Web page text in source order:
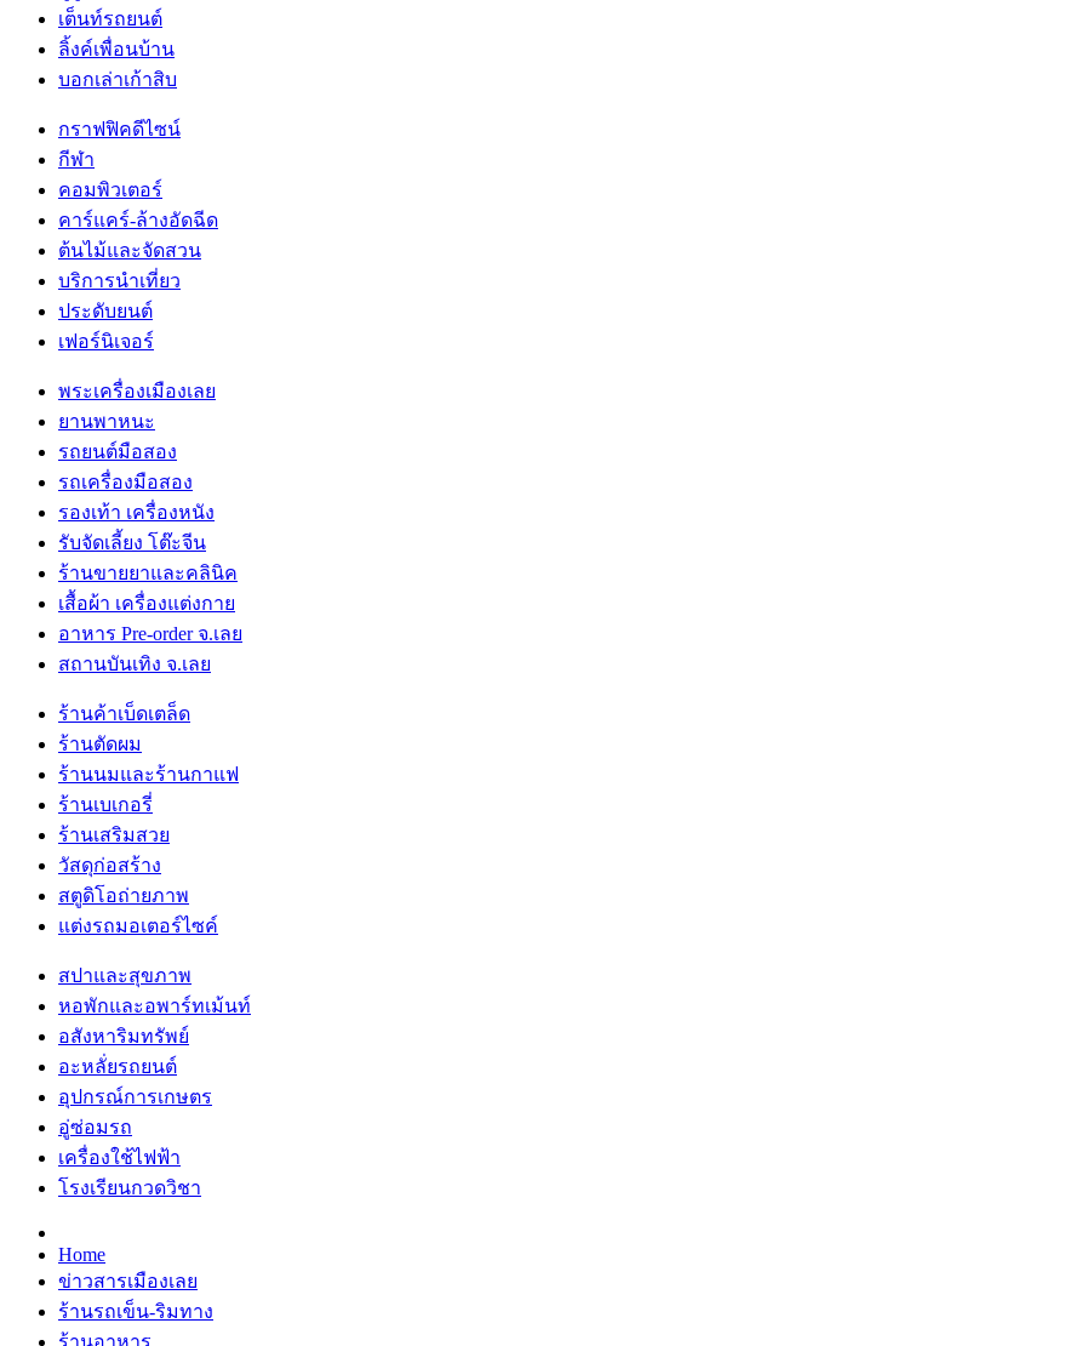
เต็นท์รถยนต์
ลิ้งค์เพื่อนบ้าน
บอกเล่าเก้าสิบ
กราฟฟิคดีไซน์
กีฬา
คอมพิวเตอร์
คาร์แคร์-ล้างอัดฉีด
ต้นไม้และจัดสวน
บริการนำเที่ยว
ประดับยนต์
เฟอร์นิเจอร์
พระเครื่องเมืองเลย
ยานพาหนะ
รถยนต์มือสอง
รถเครื่องมือสอง
รองเท้า เครื่องหนัง
รับจัดเลี้ยง โต๊ะจีน
ร้านขายยาและคลินิค
เสื้อผ้า เครื่องแต่งกาย
อาหาร Pre-order จ.เลย
สถานบันเทิง จ.เลย
ร้านค้าเบ็ดเตล็ด
ร้านตัดผม
ร้านนมและร้านกาแฟ
ร้านเบเกอรี่
ร้านเสริมสวย
วัสดุก่อสร้าง
สตูดิโอถ่ายภาพ
แต่งรถมอเตอร์ไซค์
สปาและสุขภาพ
หอพักและอพาร์ทเม้นท์
อสังหาริมทรัพย์
อะหลั่ยรถยนต์
อุปกรณ์การเกษตร
อู่ซ่อมรถ
เครื่องใช้ไฟฟ้า
โรงเรียนกวดวิชา
Home
ข่าวสารเมืองเลย
ร้านรถเข็น-ริมทาง
ร้านอาหาร